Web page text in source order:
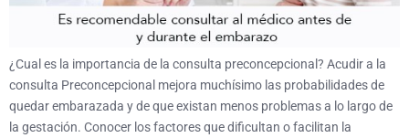
¿Cual es la importancia de la consulta preconcepcional? Acudir a la
consulta Preconcepcional mejora muchísimo las probabilidades de
quedar embarazada y de que existan menos problemas a lo largo de
la gestación. Conocer los factores que dificultan o facilitan la